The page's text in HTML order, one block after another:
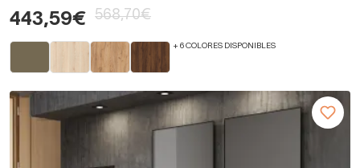
443,59€ 568,70€
+ 6 COLORES DISPONIBLES